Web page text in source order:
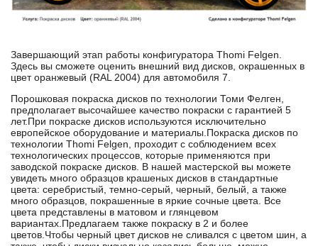
Завершающий этап работы конфигуратора Thomi Felgen.
Здесь вы сможете оценить внешний вид дисков, окрашенных в
цвет оранжевый (RAL 2004) для автомобиля 7.
Порошковая покраска дисков по технологии Томи Фелген,
предполагает высочайшее качество покраски с гарантией 5
лет.При покраске дисков используются исключительно
европейское оборудование и материалы.Покраска дисков по
технологии Thomi Felgen, проходит с соблюдением всех
технологических процессов, которые применяются при
заводской покраске дисков. В нашей мастерской вы можете
увидеть много образцов крашеных дисков в стандартные
цвета: серебристый, темно-серый, черный, белый, а также
много образцов, покрашенные в яркие сочные цвета. Все
цвета представлены в матовом и глянцевом
вариантах.Предлагаем также покраску в 2 и более
цветов.Чтобы черный цвет дисков не сливался с цветом шин, а